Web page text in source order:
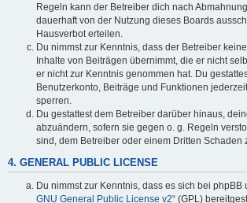
Regeln kann der Betreiber dich nach
dauerhaft von der Nutzung dieses Boards
Hausverbot erteilen.
Du nimmst zur Kenntnis, dass der Betreiber
Inhalte von Beiträgen übernimmt, die er nicht
er nicht zur Kenntnis genommen hat. Du
Benutzerkonto, Beiträge und Funktionen
sperren.
Du gestattest dem Betreiber darüber hinaus,
abzuändern, sofern sie gegen o. g. Regeln
sind, dem Betreiber oder einem Dritten Schaden
4. GENERAL PUBLIC LICENSE
Du nimmst zur Kenntnis, dass es sich bei phpBB
GNU General Public License v2“ (GPL)